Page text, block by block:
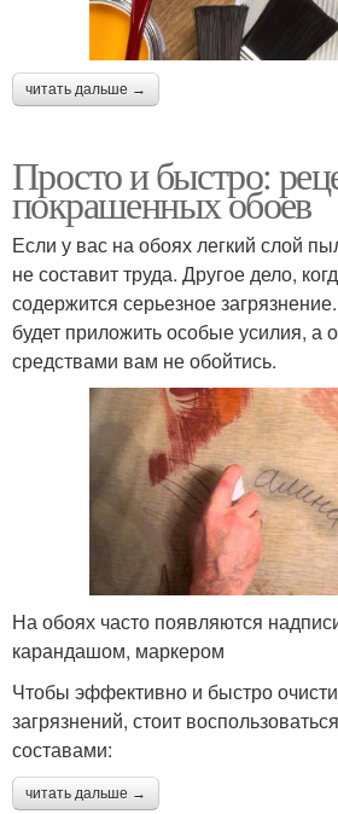
читать дальше →
Просто и быстро:
покрашенных обоев
Если у вас на обоях легкий слой
не составит труда. Другое дело,
содержится серьезное
будет приложить особые усилия, а
средствами вам не обойтись.
На обоях часто появляются
карандашом, маркером
Чтобы эффективно и быстро
загрязнений, стоит
составами:
читать дальше →